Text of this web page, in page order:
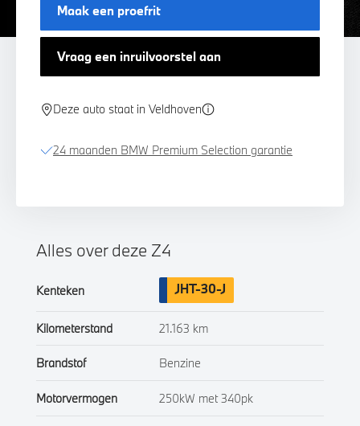
Maak een proefrit
Vraag een inruilvoorstel aan
Deze auto staat in Veldhoven
24 maanden BMW Premium Selection garantie
Alles over deze Z4
Kenteken JHT-30-J
Kilometerstand 21.163 km
Brandstof Benzine
Motorvermogen 250kW met 340pk